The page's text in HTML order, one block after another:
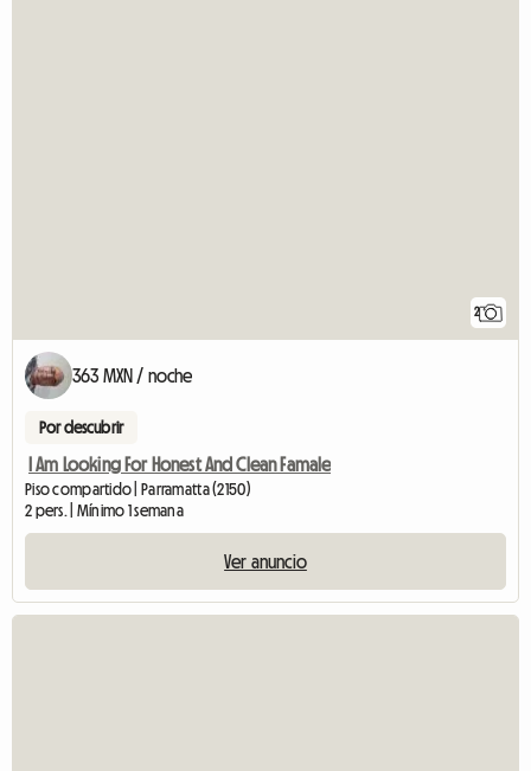
2
363 MXN / noche
Por descubrir
I Am Looking For Honest And Clean Famale
Piso compartido | Parramatta (2150)
2 pers. | Mínimo 1 semana
Ver anuncio